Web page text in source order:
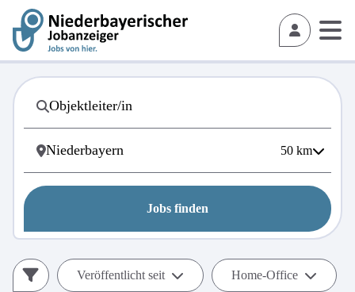
50 km
Jobs finden
Veröffentlicht seit Home-Office